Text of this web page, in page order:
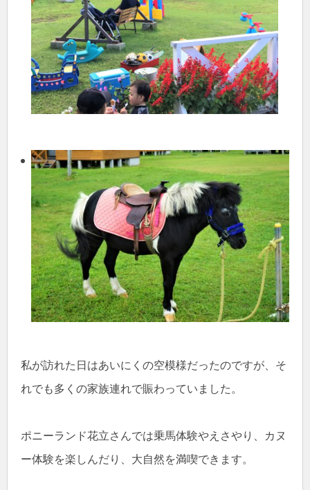
私が訪れた日はあいにくの空模様だったのですが、そ
れでも多くの家族連れで賑わっていました。
ポニーランド花立さんでは乗馬体験やえさやり、カヌ
ー体験を楽しんだり、大自然を満喫できます。